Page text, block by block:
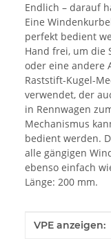
Endlich – darauf
Eine
perfekt bedient
Hand frei, um die
oder eine andere
Raststift-Kugel-
verwendet, der
in Rennwagen
Mechanismus
bedient werden.
alle gängigen
ebenso einfach
Länge: 200 mm.
Wert
VPE anzeigen: